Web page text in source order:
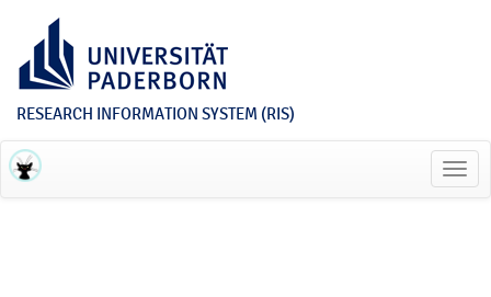
RESEARCH INFORMATION SYSTEM (RIS)